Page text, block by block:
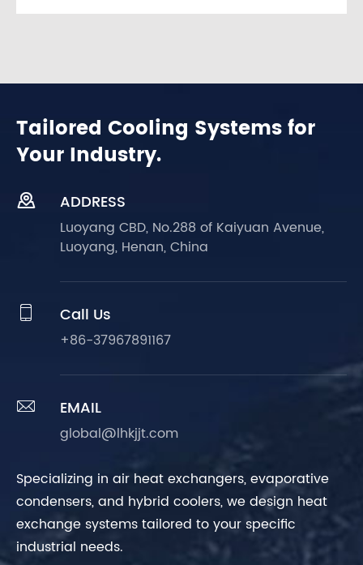
Tailored Cooling Systems for
Your Industry.
 ADDRESS
Luoyang CBD, No.288 of Kaiyuan Avenue,
Luoyang, Henan, China
 Call Us
+86-37967891167
 EMAIL
global@lhkjjt.com
Specializing in air heat exchangers, evaporative
condensers, and hybrid coolers, we design heat
exchange systems tailored to your specific
industrial needs.